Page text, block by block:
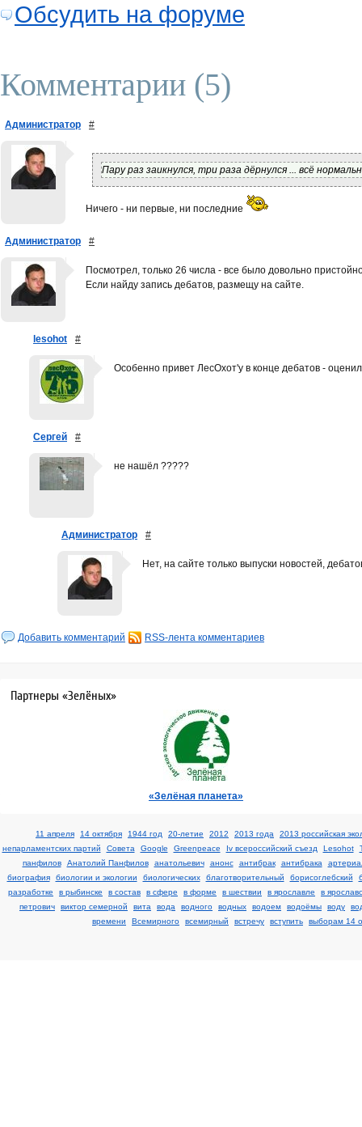
Обсудить на форуме
Комментарии (5)
Администратор #
Пару раз заикнулся, три раза дёрнулся ... всё
Ничего - ни первые, ни последние
Администратор #
Посмотрел, только 26 числа - все было довольно
Если найду запись дебатов, размещу на сайте.
lesohot #
Особенно привет ЛесОхот'у в конце дебатов -
Сергей #
не нашёл ?????
Администратор #
Нет, на сайте только выпуски новостей,
Добавить комментарий RSS-лента комментариев
Партнеры «Зелёных»
«Зелёная планета»
11 апреля 14 октября 1944 год 20-летие 2012 2013 года
2013 российская
непарламентских партий
Cовета Google Greenpeace Iv всероссийский съезд Lesohot
панфилов
Анатолий Панфилов анатольевич анонс антибрак антибрака
биография
биологии и экологии биологических благотворительный борисоглебский
разработке
в рыбинске в состав в сфере в форме в шествии в ярославле
в
петрович
виктор семерной вита вода водного водных водоем водоёмы воду
времени
Всемирного всемирный встречу вступить выборам 14